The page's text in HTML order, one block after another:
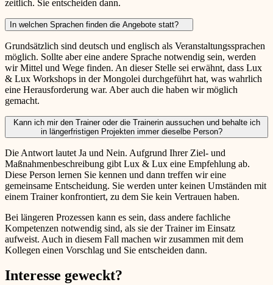
zeitlich. Sie entscheiden dann.
In welchen Sprachen finden die Angebote statt?
Grundsätzlich sind deutsch und englisch als Veranstaltungssprachen
möglich. Sollte aber eine andere Sprache notwendig sein, werden
wir Mittel und Wege finden. An dieser Stelle sei erwähnt, dass Lux
& Lux Workshops in der Mongolei durchgeführt hat, was wahrlich
eine Herausforderung war. Aber auch die haben wir möglich
gemacht.
Kann ich mir den Trainer oder die Trainerin aussuchen und behalte ich
in längerfristigen Projekten immer dieselbe Person?
Die Antwort lautet Ja und Nein. Aufgrund Ihrer Ziel- und
Maßnahmenbeschreibung gibt Lux & Lux eine Empfehlung ab.
Diese Person lernen Sie kennen und dann treffen wir eine
gemeinsame Entscheidung. Sie werden unter keinen Umständen mit
einem Trainer konfrontiert, zu dem Sie kein Vertrauen haben.
Bei längeren Prozessen kann es sein, dass andere fachliche
Kompetenzen notwendig sind, als sie der Trainer im Einsatz
aufweist. Auch in diesem Fall machen wir zusammen mit dem
Kollegen einen Vorschlag und Sie entscheiden dann.
Interesse geweckt?